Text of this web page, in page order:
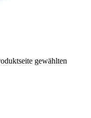
gewählten